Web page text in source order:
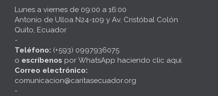
Lunes a viernes de 09:00 a 16:00
Antonio de Ulloa N24-109 y Av. Cristóbal Colón
Quito, Ecuador
-
Teléfono: (+593) 0997936075
o escríbenos por WhatsApp haciendo clic aquí.
Correo electrónico:
comunicacion@caritasecuador.org
-